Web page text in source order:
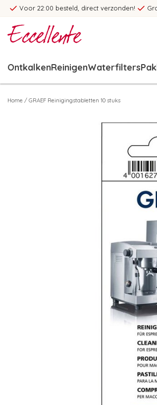
Voor 22:00 besteld, direct verzonden!
OntkalkenReinigenWaterfilters
Home / GRAEF Reinigingstabletten 10 stuks